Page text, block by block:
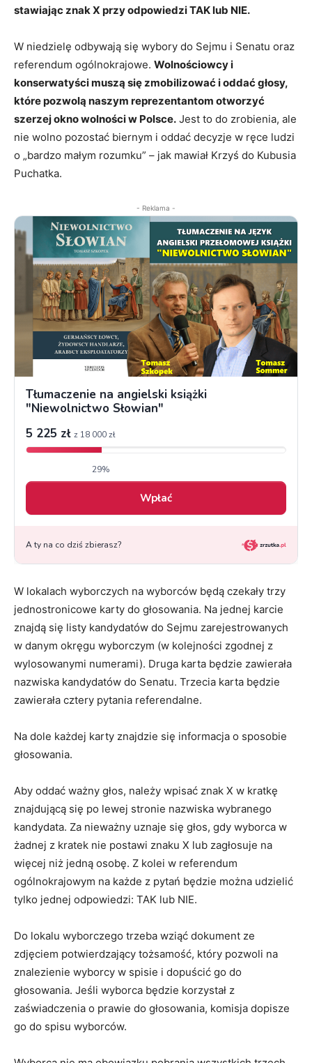
stawiając znak X przy odpowiedzi TAK lub NIE.
W niedzielę odbywają się wybory do Sejmu i Senatu oraz
referendum ogólnokrajowe. Wolnościowcy i
konserwatyści muszą się zmobilizować i oddać głosy,
które pozwolą naszym reprezentantom otworzyć
szerzej okno wolności w Polsce. Jest to do zrobienia, ale
nie wolno pozostać biernym i oddać decyzje w ręce ludzi
o „bardzo małym rozumku” – jak mawiał Krzyś do Kubusia
Puchatka.
- Reklama -
W lokalach wyborczych na wyborców będą czekały trzy
jednostronicowe karty do głosowania. Na jednej karcie
znajdą się listy kandydatów do Sejmu zarejestrowanych
w danym okręgu wyborczym (w kolejności zgodnej z
wylosowanymi numerami). Druga karta będzie zawierała
nazwiska kandydatów do Senatu. Trzecia karta będzie
zawierała cztery pytania referendalne.
Na dole każdej karty znajdzie się informacja o sposobie
głosowania.
Aby oddać ważny głos, należy wpisać znak X w kratkę
znajdującą się po lewej stronie nazwiska wybranego
kandydata. Za nieważny uznaje się głos, gdy wyborca w
żadnej z kratek nie postawi znaku X lub zagłosuje na
więcej niż jedną osobę. Z kolei w referendum
ogólnokrajowym na każde z pytań będzie można udzielić
tylko jednej odpowiedzi: TAK lub NIE.
Do lokalu wyborczego trzeba wziąć dokument ze
zdjęciem potwierdzający tożsamość, który pozwoli na
znalezienie wyborcy w spisie i dopuścić go do
głosowania. Jeśli wyborca będzie korzystał z
zaświadczenia o prawie do głosowania, komisja dopisze
go do spisu wyborców.